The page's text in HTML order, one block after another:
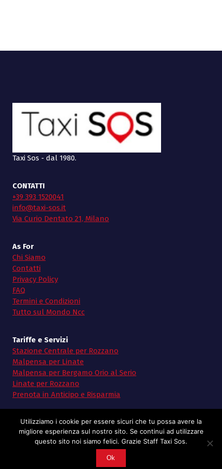
Taxi Sos - dal 1980.
CONTATTI
+39 393 1520041
info@taxi-sos.it
Via Curio Dentato 21, Milano
As For
Chi Siamo
Contatti
Privacy Policy
FAQ
Termini e Condizioni
Tutto sul Mondo Ncc
Tariffe e Servizi
Stazione Centrale per Rozzano
Malpensa per Linate
Malpensa per Bergamo Orio al Serio
Linate per Rozzano
Prenota in Anticipo e Risparmia
Copyright © 2026 Taxi SoS | Powered by Taxi Sos
Utilizziamo i cookie per essere sicuri che tu possa avere la
migliore esperienza sul nostro sito. Se continui ad utilizzare
questo sito noi siamo felici. Grazie Staff Taxi Sos.
Ok